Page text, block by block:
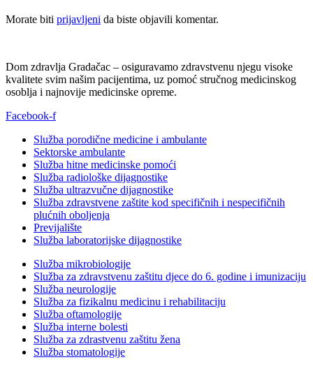
Morate biti prijavljeni da biste objavili komentar.
Dom zdravlja Gradačac – osiguravamo zdravstvenu njegu visoke
kvalitete svim našim pacijentima, uz pomoć stručnog medicinskog
osoblja i najnovije medicinske opreme.
Facebook-f
Služba porodične medicine i ambulante
Sektorske ambulante
Služba hitne medicinske pomoći
Služba radiološke dijagnostike
Služba ultrazvučne dijagnostike
Služba zdravstvene zaštite kod specifičnih i nespecifičnih
plućnih oboljenja
Previjalište
Služba laboratorijske dijagnostike
Služba mikrobiologije
Služba za zdravstvenu zaštitu djece do 6. godine i imunizaciju
Služba neurologije
Služba za fizikalnu medicinu i rehabilitaciju
Služba oftamologije
Služba interne bolesti
Služba za zdrastvenu zaštitu žena
Služba stomatologije